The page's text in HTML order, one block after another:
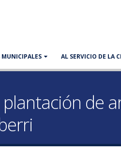
MUNICIPALES AL SERVICIO DE LA
de